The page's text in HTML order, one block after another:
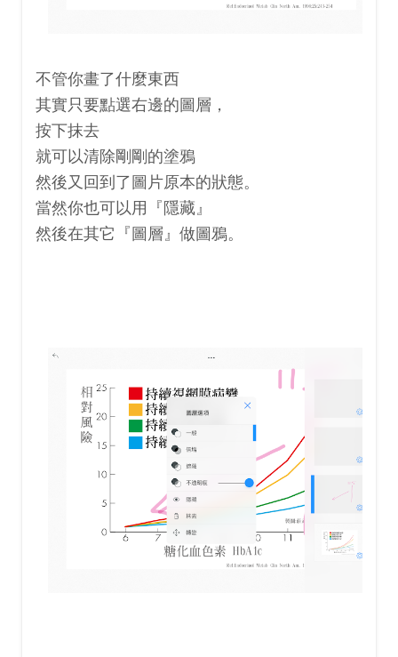
不管你畫了什麼東西
其實只要點選右邊的圖層，
按下抹去
就可以清除剛剛的塗鴉
然後又回到了圖片原本的狀態。
當然你也可以用『隱藏』
然後在其它『圖層』做圖鴉。